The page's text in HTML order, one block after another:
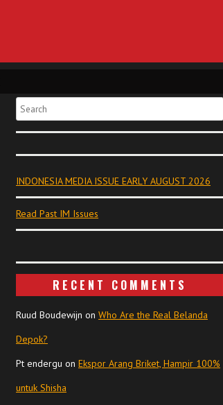
Search
INDONESIA MEDIA ISSUE EARLY AUGUST 2026
Read Past IM Issues
RECENT COMMENTS
Ruud Boudewijn on Who Are the Real Belanda
Depok?
Pt endergu on Ekspor Arang Briket, Hampir 100%
untuk Shisha